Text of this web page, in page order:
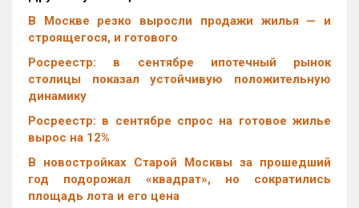
В Москве резко выросли продажи жилья — и
строящегося, и готового
Росреестр: в сентябре ипотечный рынок
столицы показал устойчивую положительную
динамику
Росреестр: в сентябре спрос на готовое жилье
вырос на 12%
В новостройках Старой Москвы за прошедший
год подорожал «квадрат», но сократились
площадь лота и его цена